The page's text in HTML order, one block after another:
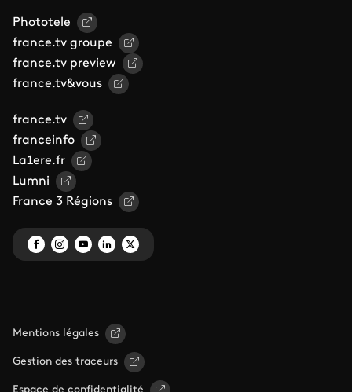
Phototele
france.tv groupe
france.tv preview
france.tv&vous
france.tv
franceinfo
La1ere.fr
Lumni
France 3 Régions
Mentions légales
Gestion des traceurs